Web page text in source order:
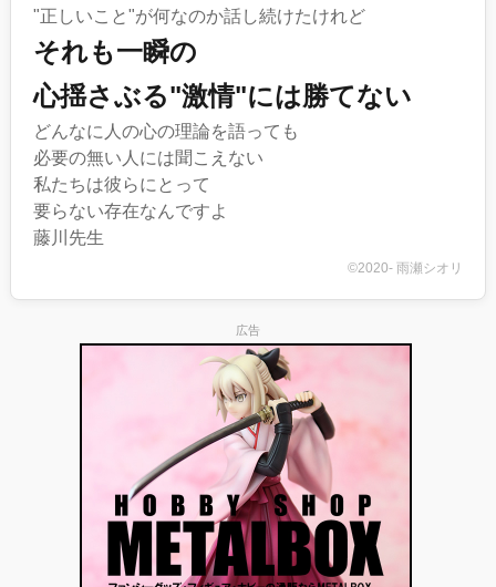
"正しいこと"が何なのか話し続けたけれど
それも一瞬の
心揺さぶる"激情"には勝てない
どんなに人の心の理論を語っても
必要の無い人には聞こえない
私たちは彼らにとって
要らない存在なんですよ
藤川先生
©2020- 雨瀬シオリ
広告